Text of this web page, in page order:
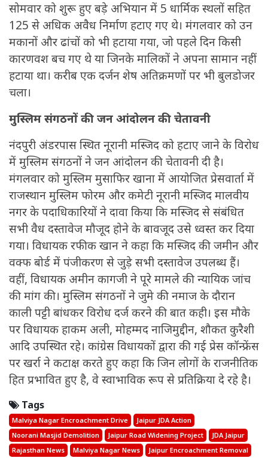
सोमवार को शुरू हुए बड़े अभियान में 5 धार्मिक स्थलों सहित
125 से अधिक अवैध निर्माण हटाए गए थे। मंगलवार को उन
मकानों और ढांचों को भी हटाया गया, जो पहले दिन किसी
कारणवश बच गए थे या जिनके मालिकों ने अपना सामान नहीं
हटाया था। करीब एक दर्जन शेष अतिक्रमणों पर भी बुलडोजर
चला।
मुस्लिम संगठनों की जन आंदोलन की चेतावनी
नंदपुरी अंडरपास स्थित नूरानी मस्जिद को हटाए जाने के विरोध
में मुस्लिम संगठनों ने जन आंदोलन की चेतावनी दी है।
मंगलवार को मुस्लिम मुसाफिर खाना में आयोजित प्रेसवार्ता में
राजस्थान मुस्लिम फोरम और कमेटी नूरानी मस्जिद मालवीय
नगर के पदाधिकारियों ने दावा किया कि मस्जिद से संबंधित
सभी वैध दस्तावेज मौजूद होने के बावजूद उसे ध्वस्त कर दिया
गया। विधायक रफीक खान ने कहा कि मस्जिद की जमीन और
वक्फ बोर्ड में पंजीकरण से जुड़े सभी दस्तावेज उपलब्ध हैं।
वहीं, विधायक अमीन कागजी ने पूरे मामले की न्यायिक जांच
की मांग की। मुस्लिम संगठनों ने जुमे की नमाज के दौरान
काली पट्टी बांधकर विरोध दर्ज करने की बात कही। इस मौके
पर विधायक हाकम अली, मोहम्मद नाजिमुद्दीन, शौकत कुरैशी
आदि उपस्थित रहे। कांग्रेस विधायकों द्वारा की गई प्रेस कॉन्फ्रेंस
पर खर्रा ने कटाक्ष करते हुए कहा कि जिन लोगों के राजनीतिक
हित प्रभावित हुए है, वे स्वाभाविक रूप से प्रतिक्रिया दे रहे है।
Tags
Malviya Nagar Encroachment Drive
Jaipur JDA Action
Noorani Masjid Demolition
Jaipur Road Widening Project
JDA Jaipur
Rajasthan News
Malviya Nagar News Jaipur Encroachment Removal